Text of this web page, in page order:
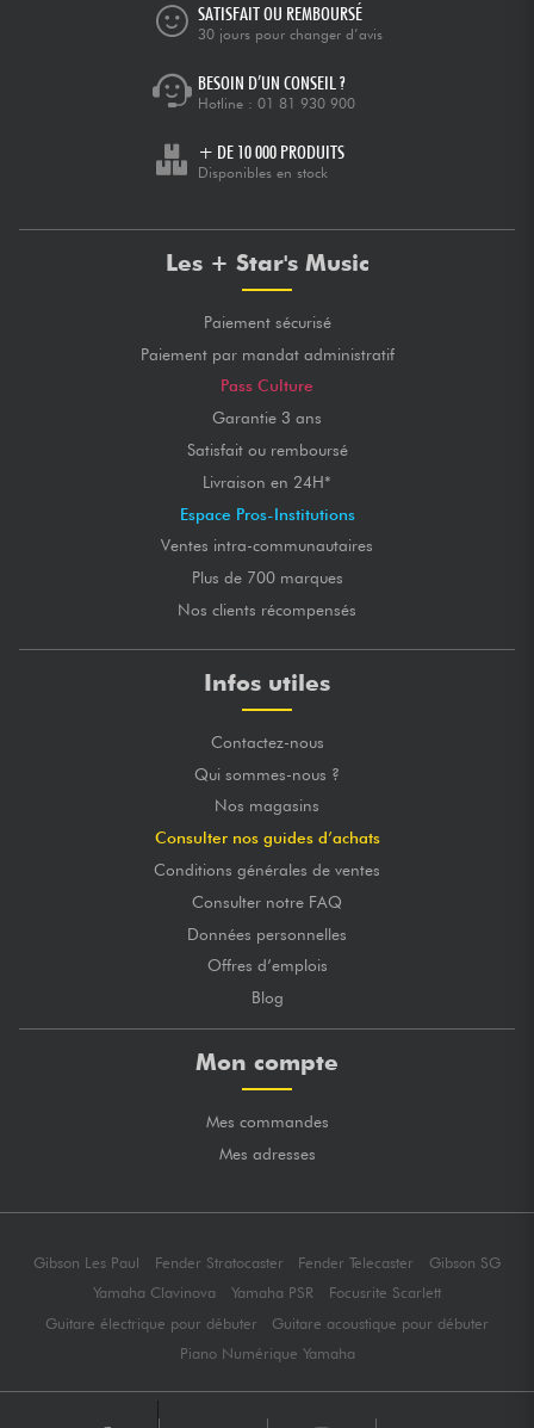
SATISFAIT OU REMBOURSÉ
30 jours pour changer d’avis
BESOIN D’UN CONSEIL ?
Hotline : 01 81 930 900
+ DE 10 000 PRODUITS
Disponibles en stock
Les + Star's Music
Paiement sécurisé
Paiement par mandat administratif
Pass Culture
Garantie 3 ans
Satisfait ou remboursé
Livraison en 24H*
Espace Pros-Institutions
Ventes intra-communautaires
Plus de 700 marques
Nos clients récompensés
Infos utiles
Contactez-nous
Qui sommes-nous ?
Nos magasins
Consulter nos guides d’achats
Conditions générales de ventes
Consulter notre FAQ
Données personnelles
Offres d’emplois
Blog
Mon compte
Mes commandes
Mes adresses
Gibson Les Paul Fender Stratocaster Fender Telecaster
Gibson SG
Yamaha Clavinova
Yamaha PSR
Focusrite Scarlett
Guitare électrique pour débuter
Guitare acoustique pour débuter
Piano Numérique Yamaha